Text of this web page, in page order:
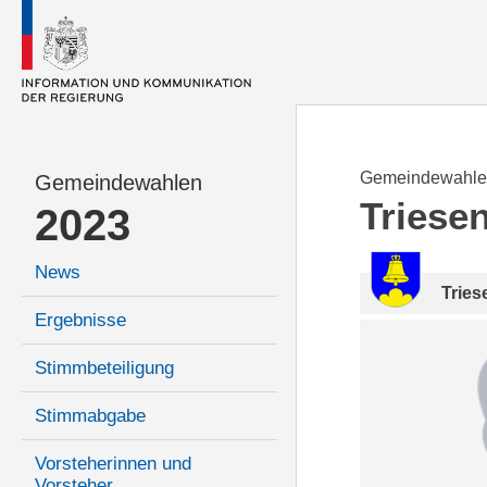
Gemeindewahlen
2023
News
Ergebnisse
Stimmbeteiligung
Stimmabgabe
Vorsteherinnen und